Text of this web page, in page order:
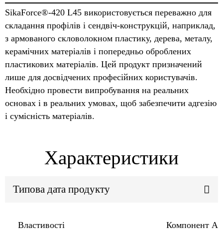
SikaForce®-420 L45 використовується переважно для
складання профілів і сендвіч-конструкцій, наприклад,
з армованого скловолокном пластику, дерева, металу,
керамічних матеріалів і попередньо оброблених
пластикових матеріалів. Цей продукт призначений
лише для досвідчених професійних користувачів.
Необхідно провести випробування на реальних
основах і в реальних умовах, щоб забезпечити адгезію
і сумісність матеріалів.
Характеристики
Типова дата продукту
Властивості
Компонент A